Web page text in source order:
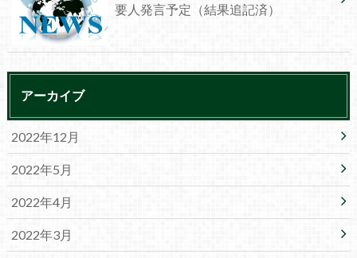
要人発言予定（結果追記済）
アーカイブ
2022年12月
2022年5月
2022年4月
2022年3月